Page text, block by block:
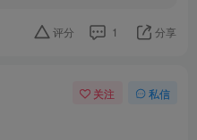
评分 1 分享
关注 私信